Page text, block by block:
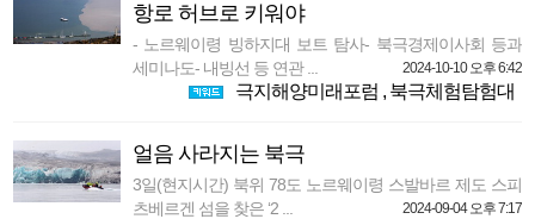
항로 허브로 키워야
- 노르웨이령 빙하지대 보트 탐사- 북극경제이사회 등과
세미나도- 내빙선 등 연관 ...
2024-10-10 오후 6:42
극지해양미래포럼 , 북극체험탐험대
얼음 사라지는 북극
3일(현지시간) 북위 78도 노르웨이령 스발바르 제도 스피
츠베르겐 섬을 찾은 ‘2 ...
2024-09-04 오후 7:17